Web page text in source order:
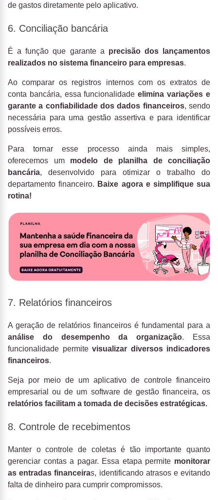
de gastos diretamente pelo aplicativo.
6. Conciliação bancária
É a função que garante a precisão dos lançamentos
realizados no sistema financeiro para empresas.
Ao comparar os registros internos com os extratos de
conta bancária, essa funcionalidadeelimina variações e
garante a confiabilidade dos dados financeiros, sendo
necessária para uma gestão assertiva e para identificar
possíveis erros.
Para tornar esse processo ainda mais simples,
oferecemos um modelo de planilha de conciliação
bancária, desenvolvido para otimizar o trabalho do
departamento financeiro. Baixe agora e simplifique sua
rotina!
7. Relatórios financeiros
A geração de relatórios financeiros é fundamental para a
análise do desempenho da organização. Essa
funcionalidade permite visualizar diversos indicadores
financeiros.
Seja por meio de um aplicativo de controle financeiro
empresarial ou de um software de gestão financeira, os
relatórios facilitam a tomada de decisões estratégicas.
8. Controle de recebimentos
Manter o controle de coletas é tão importante quanto
gerenciar contas a pagar. Essa etapa permite monitorar
as entradas financeiras, identificando atrasos e evitando
falta de dinheiro para cumprir compromissos.